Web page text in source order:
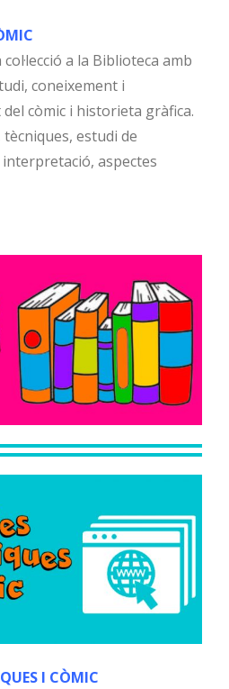
a la Biblioteca amb
coneixement i
còmic i historieta gràfica.
estudi de
aspectes
I CÒMIC